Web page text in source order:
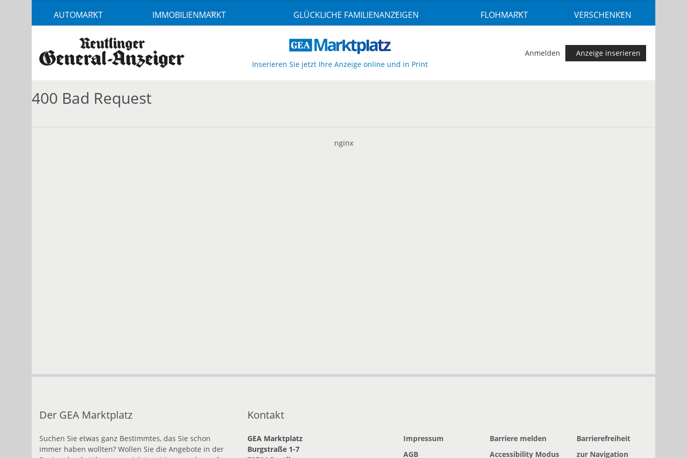
Modus
aktivieren
Navigation
zum
AUTOMARKT IMMOBILIENMARKT GLÜCKLICHE FAMILIENANZEIGEN FLOHMARKT VERSCHENKEN
Inserieren Sie jetzt Ihre Anzeige online und in Print
Anmelden Anzeige inserieren
400 Bad Request
nginx
Der GEA Marktplatz
Suchen Sie etwas ganz Bestimmtes, das Sie schon
immer haben wollten? Wollen Sie die Angebote in der
Kontakt
GEA Marktplatz
Burgstraße 1-7
Impressum
AGB
Barriere melden
Accessibility Modus
Barrierefreiheit
zur Navigation